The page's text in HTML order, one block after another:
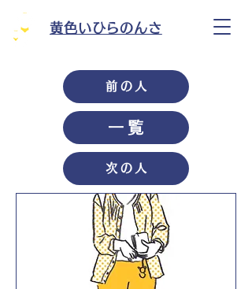
黄色いひらのんさ
前の人
一覧
次の人